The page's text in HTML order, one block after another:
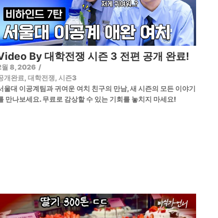
By 대학전쟁 시즌 3 전편 공개 완료!
8, 2026 /
개완료,대학전쟁,시즌3
울대 이공계팀과 귀여운 여치 친구의 만남, 새 시즌의 모든 이야기
만나보세요. 무료로 감상할 수 있는 기회를 놓치지 마세요!